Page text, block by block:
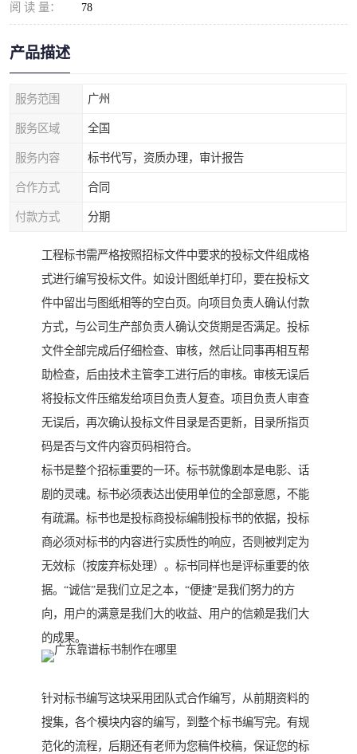
阅 读 量： 78
产品描述
服务范围 广州
服务区域 全国
服务内容 标书代写，资质办理，审计报告
合作方式 合同
付款方式 分期
工程标书需严格按照招标文件中要求的投标文件组成格
式进行编写投标文件。如设计图纸单打印，要在投标文
件中留出与图纸相等的空白页。向项目负责人确认付款
方式，与公司生产部负责人确认交货期是否满足。投标
文件全部完成后仔细检查、审核，然后让同事再相互帮
助检查，后由技术主管李工进行后的审核。审核无误后
将投标文件压缩发给项目负责人复查。项目负责人审查
无误后，再次确认投标文件目录是否更新，目录所指页
码是否与文件内容页码相符合。
标书是整个招标重要的一环。标书就像剧本是电影、话
剧的灵魂。标书必须表达出使用单位的全部意愿，不能
有疏漏。标书也是投标商投标编制投标书的依据，投标
商必须对标书的内容进行实质性的响应，否则被判定为
无效标（按废弃标处理）。标书同样也是评标重要的依
据。“诚信”是我们立足之本，“便捷”是我们努力的方
向，用户的满意是我们大的收益、用户的信赖是我们大
的成果。
针对标书编写这块采用团队式合作编写，从前期资料的
搜集，各个模块内容的编写，到整个标书编写完。有规
范化的流程，后期还有老师为您稿件校稿，保证您的标